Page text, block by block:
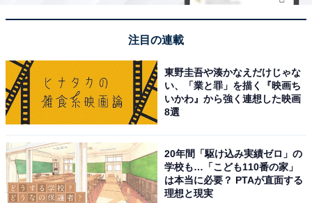
こちらもおすすめ
表！ 「散財してもいいや、可愛いし」「しっぽ
ずお皿乗ってるやん」
注目の連載
東野圭吾や湊かなえだけじゃな
い、「業と罪」を描く『映画ち
いかわ』から強く連想した映画
8選
20年間「駆け込み実績ゼロ」の
学校も…「こども110番の家」
は本当に必要？ PTAが直面する
理想と現実